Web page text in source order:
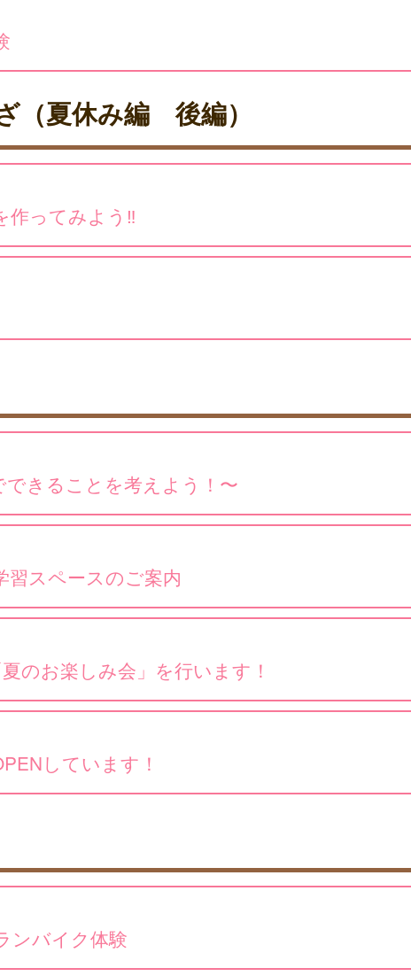
（夏休み編 後編）
ってみよう‼
できることを考えよう！〜
習スペースのご案内
のお楽しみ会」を行います！
しています！
ンバイク体験